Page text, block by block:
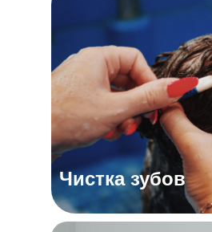
Чистка зубов